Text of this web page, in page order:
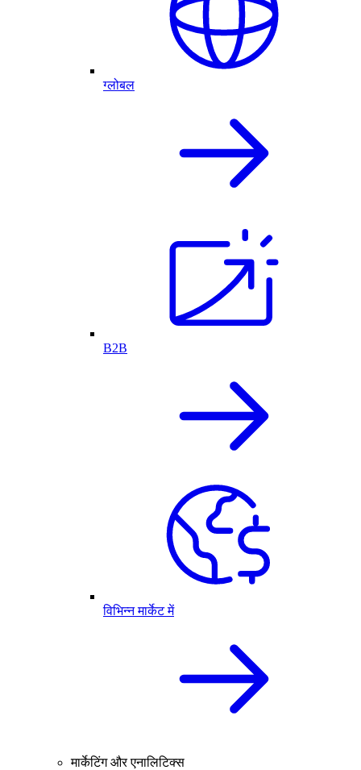
ग्लोबल
B2B
विभिन्न मार्केट में
मार्केटिंग और एनालिटिक्स